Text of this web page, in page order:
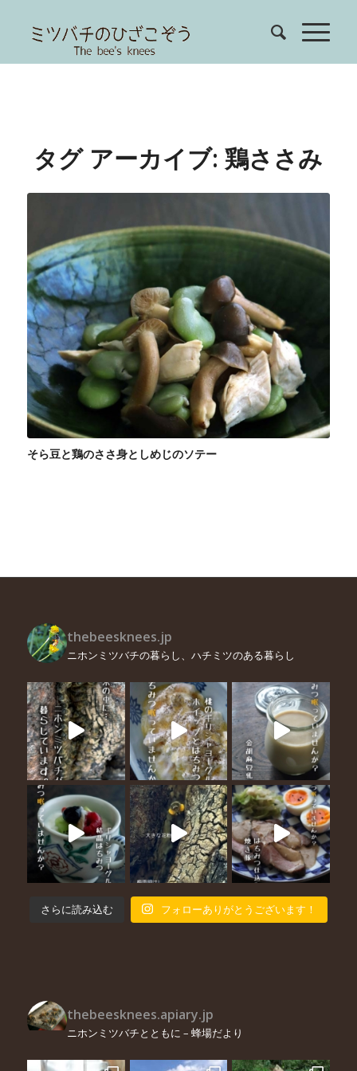
タグ アーカイブ:鶏ささみ
そら豆と鶏のささ身としめじのソテー
thebeesknees.jp
ニホンミツバチの暮らし、ハチミツのある暮らし
さらに読み込む フォローありがとうございます！
thebeesknees.apiary.jp
ニホンミツバチとともに – 蜂場だより